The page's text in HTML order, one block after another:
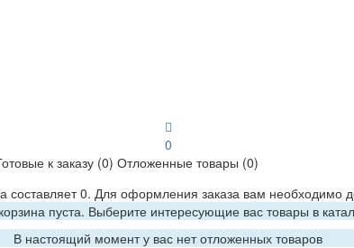
0
к заказу (0) Отложенные товары (0)
составляет 0. Для оформления заказа вам необходимо
пуста. Выберите интересующие вас товары в
В настоящий момент у вас нет отложенных товаров